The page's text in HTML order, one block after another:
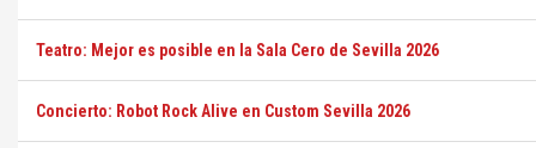
Teatro: Mejor es posible en la Sala Cero de Sevilla 2026
Concierto: Robot Rock Alive en Custom Sevilla 2026